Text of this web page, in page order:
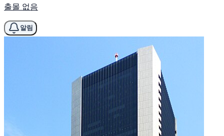
출몰 없음
알림